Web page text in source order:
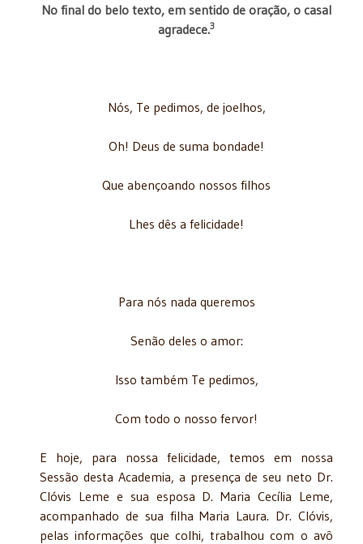
No final do belo texto, em sentido de oração, o casal
agradece.3
Nós, Te pedimos, de joelhos,
Oh! Deus de suma bondade!
Que abençoando nossos filhos
Lhes dês a felicidade!
Para nós nada queremos
Senão deles o amor:
Isso também Te pedimos,
Com todo o nosso fervor!
E hoje, para nossa felicidade, temos em nossa
Sessão desta Academia, a presença de seu neto Dr.
Clóvis Leme e sua esposa D. Maria Cecília Leme,
acompanhado de sua filha Maria Laura. Dr. Clóvis,
pelas informações que colhi, trabalhou com o avô